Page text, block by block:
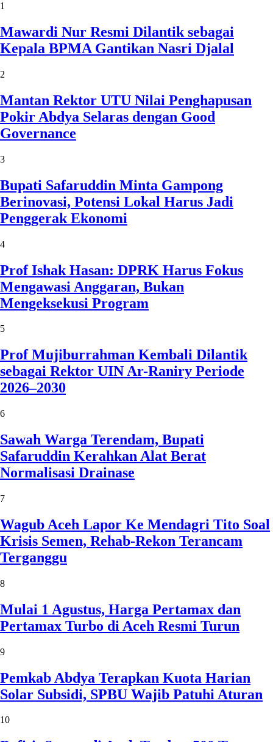
1
Mawardi Nur Resmi Dilantik sebagai
Kepala BPMA Gantikan Nasri Djalal
2
Mantan Rektor UTU Nilai Penghapusan
Pokir Abdya Selaras dengan Good
Governance
3
Bupati Safaruddin Minta Gampong
Berinovasi, Potensi Lokal Harus Jadi
Penggerak Ekonomi
4
Prof Ishak Hasan: DPRK Harus Fokus
Mengawasi Anggaran, Bukan
Mengeksekusi Program
5
Prof Mujiburrahman Kembali Dilantik
sebagai Rektor UIN Ar-Raniry Periode
2026–2030
6
Sawah Warga Terendam, Bupati
Safaruddin Kerahkan Alat Berat
Normalisasi Drainase
7
Wagub Aceh Lapor Ke Mendagri Tito Soal
Krisis Semen, Rehab-Rekon Terancam
Terganggu
8
Mulai 1 Agustus, Harga Pertamax dan
Pertamax Turbo di Aceh Resmi Turun
9
Pemkab Abdya Terapkan Kuota Harian
Solar Subsidi, SPBU Wajib Patuhi Aturan
10